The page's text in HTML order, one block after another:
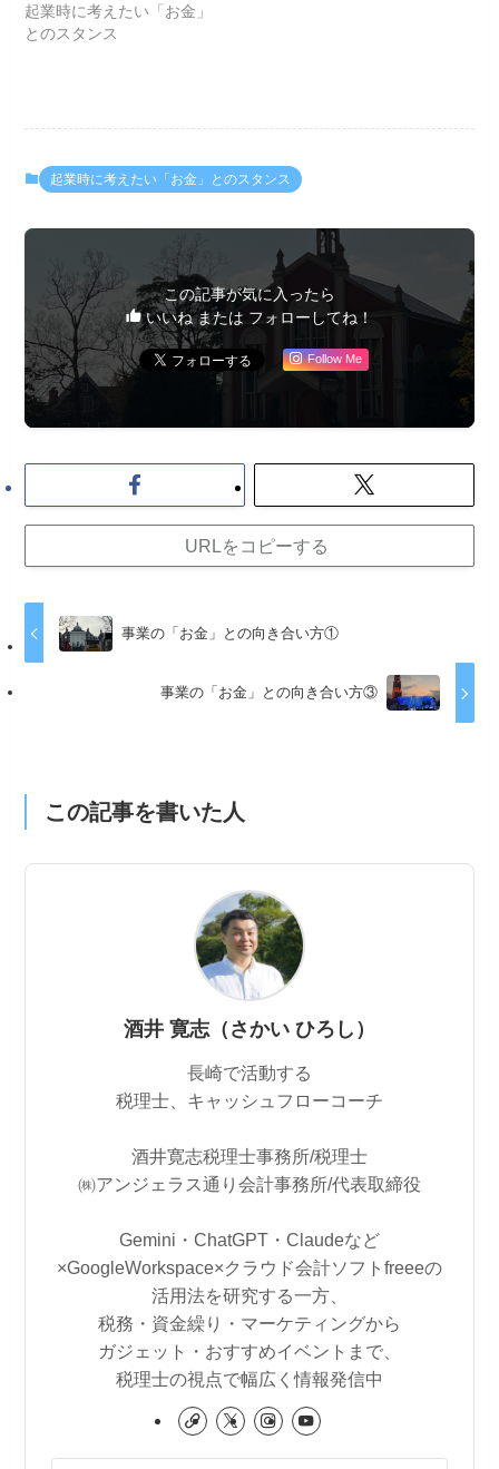
起業時に考えたい「お金」
とのスタンス
起業時に考えたい「お金」とのスタンス
この記事が気に入ったら
いいね または フォローしてね！
Follow Me
URLをコピーする
事業の「お金」との向き合い方①
事業の「お金」との向き合い方③
この記事を書いた人
酒井 寛志（さかい ひろし）
長崎で活動する
税理士、キャッシュフローコーチ
酒井寛志税理士事務所/税理士
㈱アンジェラス通り会計事務所/代表取締役
Gemini・ChatGPT・Claudeなど
×GoogleWorkspace×クラウド会計ソフトfreeeの
活用法を研究する一方、
税務・資金繰り・マーケティングから
ガジェット・おすすめイベントまで、
税理士の視点で幅広く情報発信中